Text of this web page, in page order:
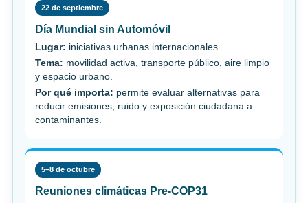
22 de septiembre
Día Mundial sin Automóvil
Lugar: iniciativas urbanas internacionales.
Tema: movilidad activa, transporte público, aire limpio
y espacio urbano.
Por qué importa: permite evaluar alternativas para
reducir emisiones, ruido y exposición ciudadana a
contaminantes.
5–8 de octubre
Reuniones climáticas Pre-COP31